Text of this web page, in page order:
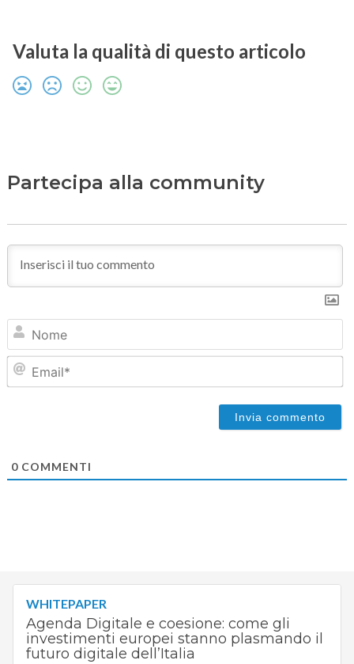
Valuta la qualità di questo articolo
Partecipa alla community
0COMMENTI
WHITEPAPER
Agenda Digitale e coesione: come gli
investimenti europei stanno plasmando il
futuro digitale dell’Italia